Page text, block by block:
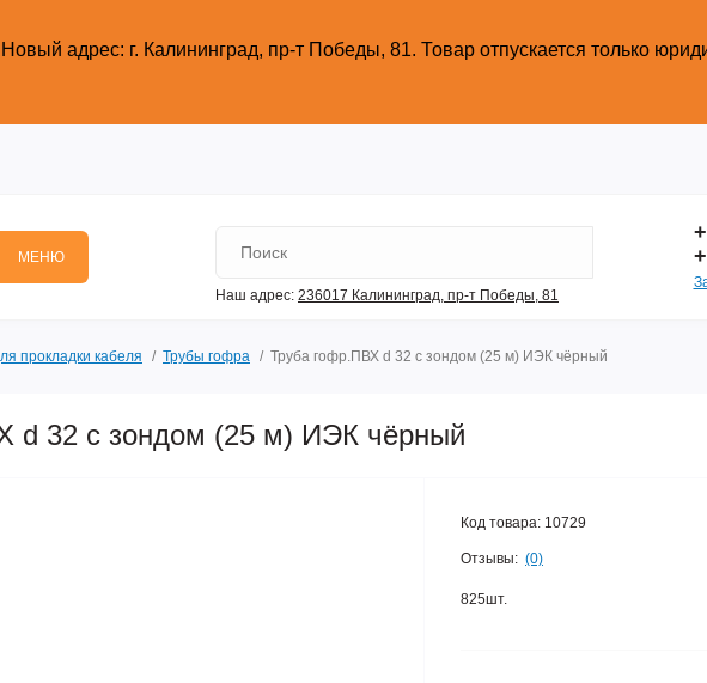
адрес: г. Калининград, пр-т Победы, 81. Товар отпускается только
МЕНЮ
Наш адрес: 236017 Калининград,​ пр-т Победы, 81
прокладки кабеля Трубы гофра Труба гофр.ПВХ d 32 с зондом (25 м) ИЭК чёрный
d 32 с зондом (25 м) ИЭК чёрный
Код товара: 10729
Отзывы: (0)
825шт.